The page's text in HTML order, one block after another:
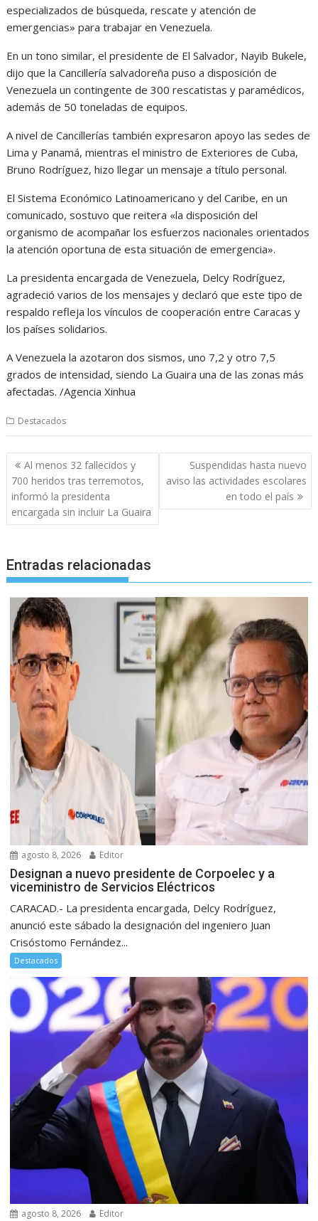
especializados de búsqueda, rescate y atención de
emergencias» para trabajar en Venezuela.
En un tono similar, el presidente de El Salvador, Nayib Bukele,
dijo que la Cancillería salvadoreña puso a disposición de
Venezuela un contingente de 300 rescatistas y paramédicos,
además de 50 toneladas de equipos.
A nivel de Cancillerías también expresaron apoyo las sedes de
Lima y Panamá, mientras el ministro de Exteriores de Cuba,
Bruno Rodríguez, hizo llegar un mensaje a título personal.
El Sistema Económico Latinoamericano y del Caribe, en un
comunicado, sostuvo que reitera «la disposición del
organismo de acompañar los esfuerzos nacionales orientados
la atención oportuna de esta situación de emergencia».
La presidenta encargada de Venezuela, Delcy Rodríguez,
agradeció varios de los mensajes y declaró que este tipo de
respaldo refleja los vínculos de cooperación entre Caracas y
los países solidarios.
A Venezuela la azotaron dos sismos, uno 7,2 y otro 7,5
grados de intensidad, siendo La Guaira una de las zonas más
afectadas. /Agencia Xinhua
Destacados
Navegación
de
entradas
Al menos 32 fallecidos y
700 heridos tras terremotos,
informó la presidenta
encargada sin incluir La Guaira
Suspendidas hasta nuevo
aviso las actividades escolares
en todo el país
Entradas relacionadas
agosto 8, 2026 Editor
Designan a nuevo presidente de Corpoelec y a
viceministro de Servicios Eléctricos
CARACAD.- La presidenta encargada, Delcy Rodríguez,
anunció este sábado la designación del ingeniero Juan
Crisóstomo Fernández...
Destacados
agosto 8, 2026 Editor